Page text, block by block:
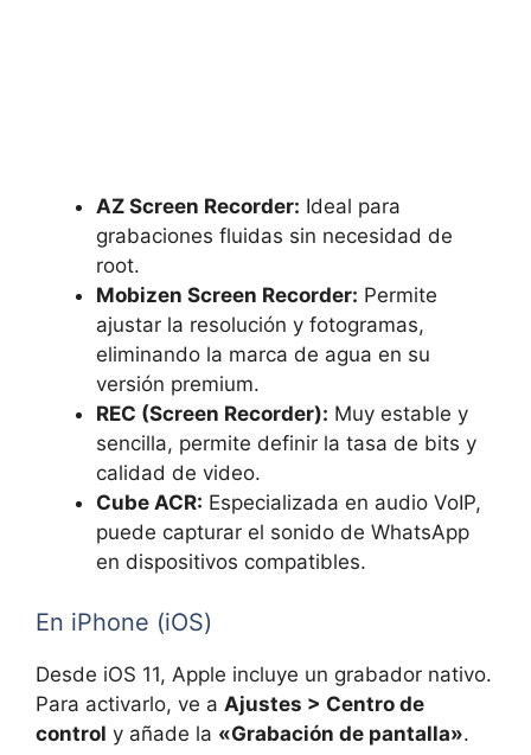
AZ Screen Recorder: Ideal para
grabaciones fluidas sin necesidad de
root.
Mobizen Screen Recorder: Permite
ajustar la resolución y fotogramas,
eliminando la marca de agua en su
versión premium.
REC (Screen Recorder): Muy estable y
sencilla, permite definir la tasa de bits y
calidad de video.
Cube ACR: Especializada en audio VoIP,
puede capturar el sonido de WhatsApp
en dispositivos compatibles.
En iPhone (iOS)
Desde iOS 11, Apple incluye un grabador nativo.
Para activarlo, ve a Ajustes > Centro de
control y añade la «Grabación de pantalla».